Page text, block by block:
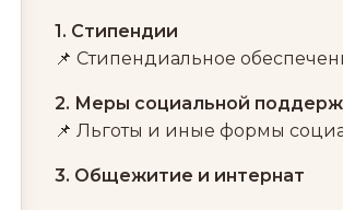
1. Стипендии
📌 Стипендиальное
2. Меры социальной
📌 Льготы и иные формы
3. Общежитие и интернат